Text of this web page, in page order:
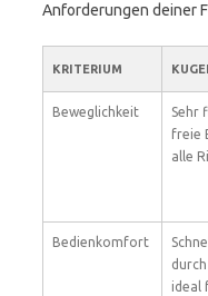
Anforderungen deiner
KRITERIUM
Beweglichkeit
Sehr
freie
alle
Bedienkomfort
ideal